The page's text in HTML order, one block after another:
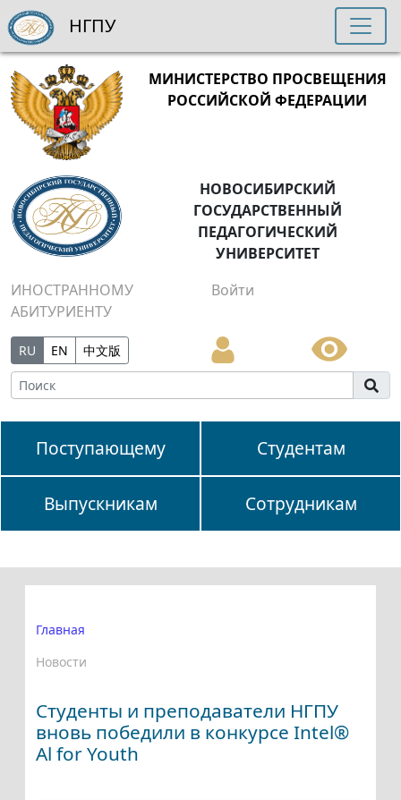
МИНИСТЕРСТВО ПРОСВЕЩЕНИЯ
РОССИЙСКОЙ ФЕДЕРАЦИИ
НОВОСИБИРСКИЙ
ГОСУДАРСТВЕННЫЙ
ПЕДАГОГИЧЕСКИЙ
УНИВЕРСИТЕТ
ИНОСТРАННОМУ
АБИТУРИЕНТУ
Войти
RU EN 中文版
Поступающему Студентам
Выпускникам Сотрудникам
НГПУ
Главная
Новости
Студенты и преподаватели НГПУ
вновь победили в конкурсе Intel®
Al for Youth